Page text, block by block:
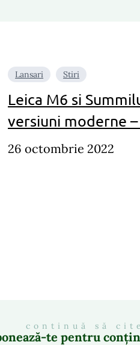
Lansari Stiri
Leica M6 si
versiuni moderne
26 octombrie 2022
continuă să
te pentru